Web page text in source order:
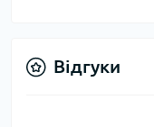
Відгуки